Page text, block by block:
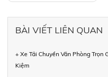
BÀI VIẾT LIÊN QUAN
+ Xe Tải Chuyển Văn Phòng Trọn
Kiệm